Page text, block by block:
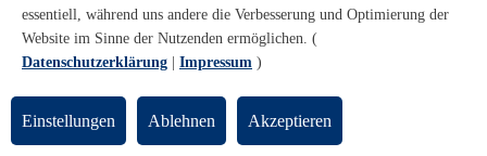
Promotionen
Habilitationen
Nachwuchsförderung
Forschungszentren
Studienkommission
TnL
essentiell, während uns andere die Verbesserung und Optimierung der
Website im Sinne der Nutzenden ermöglichen. (
Datenschutzerklärung
Impressum )
Einstellungen Ablehnen Akzeptieren